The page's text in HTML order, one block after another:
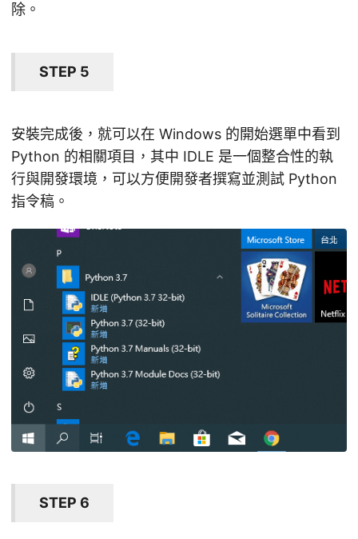
除。
STEP 5
安裝完成後，就可以在 Windows 的開始選單中看到
Python 的相關項目，其中 IDLE 是一個整合性的執
行與開發環境，可以方便開發者撰寫並測試 Python
指令稿。
STEP 6